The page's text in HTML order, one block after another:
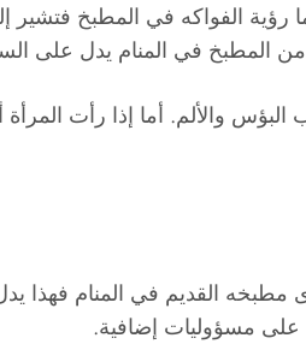
رؤية الفواكه في المطبخ
المطبخ في المنام يدل على
والألم. أما إذا رأت
القديم في المنام فهذا
على مسؤوليات إضافية.